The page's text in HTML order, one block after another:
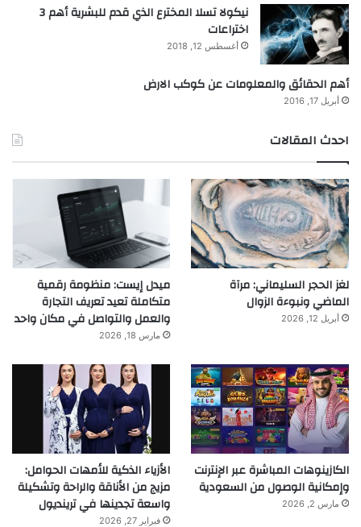
نيكولا تسلا المخترع الذي قدم للبشرية أهم 3
اختراعات
أغسطس 12, 2018
أهم الحقائق والمعلومات عن كوكب الارض
أبريل 17, 2016
احدث المقالات
لغز الحجر السليماني: مرآة
الماضي ونبوءة الزوال
أبريل 12, 2026
ميدل إيست: منظومة رقمية
متكاملة تعيد تعريف التجارة
والعمل والتواصل في مكان واحد
مارس 18, 2026
الكازينوهات المباشرة عبر الإنترنت
وإمكانية الوصول من السعودية
مارس 2, 2026
الأزياء الذكية للأمهات الحوامل:
مزيج من الأناقة والراحة وتشكيلة
واسعة تجدينها في ترينديول
فبراير 27, 2026